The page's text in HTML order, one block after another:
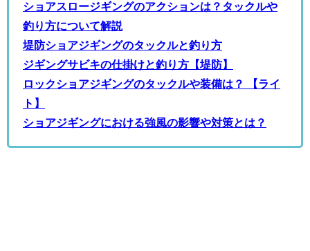
ショアスロージギングのアクションは？タックルや
釣り方について解説
堤防ショアジギングのタックルと釣り方
ジギングサビキの仕掛けと釣り方【堤防】
ロックショアジギングのタックルや装備は？ 【ライ
ト】
ショアジギングにおける強風の影響や対策とは？